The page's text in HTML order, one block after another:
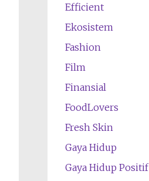
Efficient
Ekosistem
Fashion
Film
Finansial
FoodLovers
Fresh Skin
Gaya Hidup
Gaya Hidup Positif